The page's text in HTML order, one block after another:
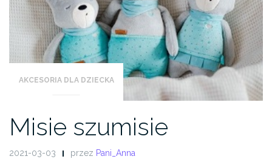
AKCESORIA DLA DZIECKA
Misie szumisie
2021-03-03 przez Pani_Anna